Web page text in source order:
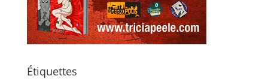
Étiquettes